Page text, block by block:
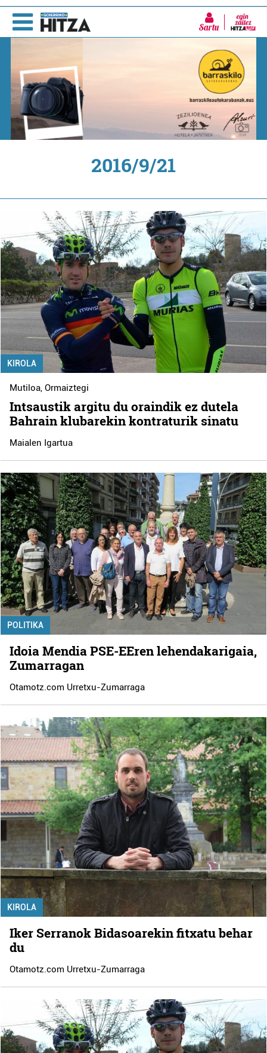
Sartu
2016/9/21
KIROLA
Mutiloa,Ormaiztegi
Intsaustik argitu du oraindik ez dutela
Bahrain klubarekin kontraturik sinatu
Maialen Igartua
POLITIKA
Idoia Mendia PSE-EEren lehendakarigaia,
Zumarragan
Otamotz.com Urretxu-Zumarraga
KIROLA
Iker Serranok Bidasoarekin fitxatu behar
du
Otamotz.com Urretxu-Zumarraga